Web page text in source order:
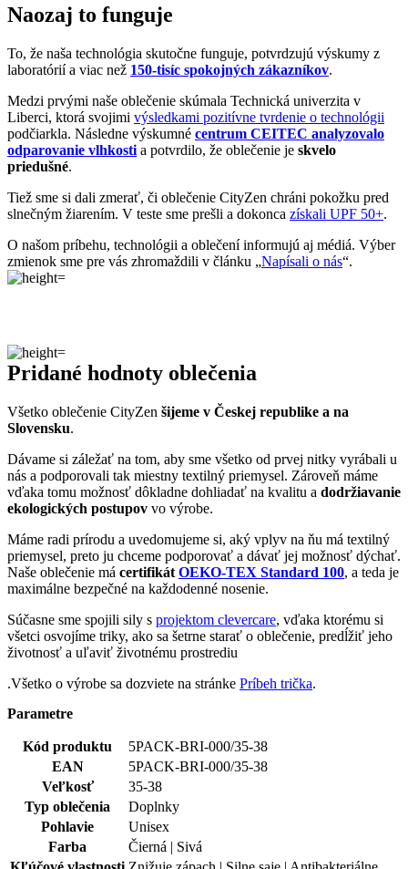
Naozaj to funguje
To, že naša technológia skutočne funguje, potvrdzujú výskumy z
laboratórií a viac než150-tisíc spokojných zákazníkov.
Medzi prvými naše oblečenie skúmala Technická univerzita v
Liberci, ktorá svojimivýsledkami pozitívne tvrdenie o technológii
podčiarkla. Následne výskumnécentrum CEITEC analyzovalo
odparovanie vlhkostia potvrdilo, že oblečenie jeskvelo
priedušné.
Tiež sme si dali zmerať, či oblečenie CityZen chráni pokožku pred
slnečným žiarením. V teste sme prešli a dokoncazískali UPF 50+.
O našom príbehu, technológii a oblečení informujú aj médiá. Výber
zmienok sme pre vás zhromaždili v článku „Napísali o nás“.
Pridané hodnoty oblečenia
Všetko oblečenie CityZen šijeme v Českej republike a na
Slovensku.
Dávame si záležať na tom, aby sme všetko od prvej nitky vyrábali u
nás a podporovali tak miestny textilný priemysel. Zároveň máme
vďaka tomu možnosť dôkladne dohliadať na kvalitu a dodržiavanie
ekologických postupovvo výrobe.
Máme radi prírodu a uvedomujeme si, aký vplyv na ňu má textilný
priemysel, preto ju chceme podporovať a dávať jej možnosť dýchať.
Naše oblečenie mácertifikátOEKO-TEX Standard 100, a teda je
maximálne bezpečné na každodenné nosenie.
Súčasne sme spojili sily s
projektom clevercare
, vďaka ktorému si
všetci osvojíme triky, ako sa šetrne starať o oblečenie, predĺžiť jeho
životnosť a uľaviť životnému prostrediu
.Všetko o výrobe sa dozviete na stránke Príbeh trička
Parametre
Kód produktu
5PACK-BRI-000/35-38
EAN
5PACK-BRI-000/35-38
Veľkosť
35-38
Typ oblečenia
Doplnky
Pohlavie
Unisex
Farba
Čierná | Sivá
Kľúčové vlastnosti Znižuje zápach | Silne saje | Antibakteriálne